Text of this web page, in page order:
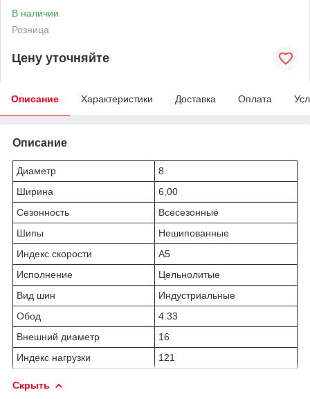
В наличии
Розница
Цену уточняйте
Описание Характеристики Доставка Оплата
Описание
Диаметр
8
Ширина
6,00
Сезонность
Всесезонные
Шипы
Нешипованные
Индекс скорости
A5
Исполнение
Цельнолитые
Вид шин
Индустриальные
Обод
4.33
Внешний диаметр
16
Индекс нагрузки
121
Скрыть